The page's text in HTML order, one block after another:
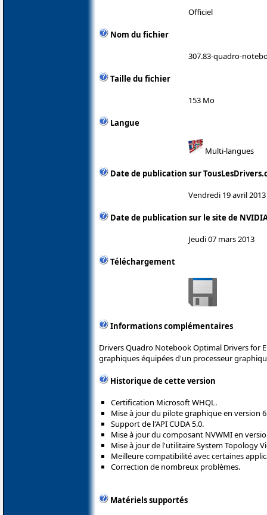
Officiel
Nom du fichier
307.83-quadro-
Taille du fichier
153 Mo
Langue
Multi-langues
Date de publication sur
Vendredi 19 avril 2013
Date de publication sur le site de
Jeudi 07 mars 2013
Téléchargement
Informations complémentaires
Drivers Quadro Notebook Optimal Drivers for
graphiques équipées d'un processeur
Historique de cette version
Certification Microsoft WHQL.
Mise à jour du pilote graphique en version
Support de l'API CUDA 5.0.
Mise à jour du composant NVWMI en
Mise à jour de l'utilitaire System Topology
Meilleure compatibilité avec certaines
Correction de nombreux problèmes.
Matériels supportés